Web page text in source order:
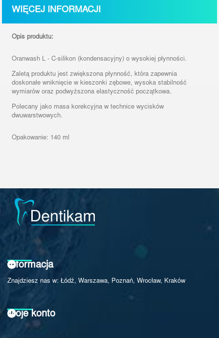
WIĘCEJ INFORMACJI
Opis produktu:
Oranwash L -C-silikon (kondensacyjny) o wysokiej płynności.
Zaletą produktu jestzwiększona płynność, która zapewnia
doskonałe wniknięcie w kieszonki zębowe,wysoka stabilność
wymiarów oraz podwyższona elastyczność początkowa.
Polecany jako masa korekcyjna w technice wycisków
dwuwarstwowych.
Opakowanie: 140 ml
Informacja
Znajdziesz nas w: Łódź, Warszawa, Poznań, Wrocław, Kraków
Moje konto